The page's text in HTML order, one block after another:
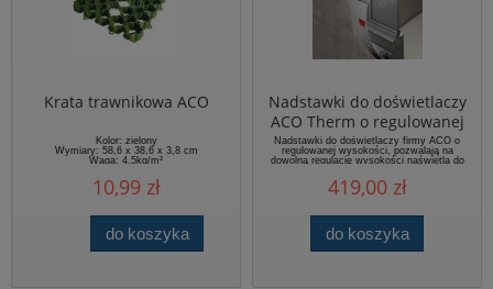
Krata trawnikowa ACO
Kolor: zielony
Wymiary: 58,6 x 38,6 x 3,8 cm
Waga: 4,5kg/m²
10,99 zł
do koszyka
Nadstawki do doświetlaczy
ACO Therm o regulowanej
wysokości
Nadstawki do doświetlaczy firmy ACO o
regulowanej wysokości, pozwalają na
dowolną regulację wysokości naświetla do
Nadstawki są w pełni kompatybilne z
doświetlaczami firmy ACO, są łatwe i
precyzyjne w montażu, zachowując w pełni
419,00 zł
do koszyka